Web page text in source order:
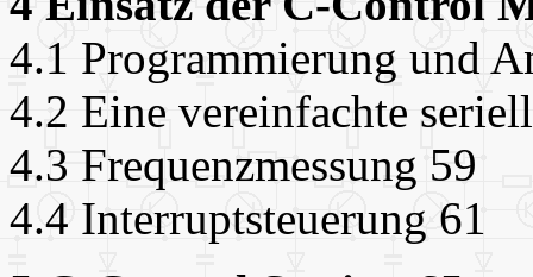
4.1 Programmierung und
4.2 Eine vereinfachte
4.3 Frequenzmessung 59
4.4 Interruptsteuerung 61